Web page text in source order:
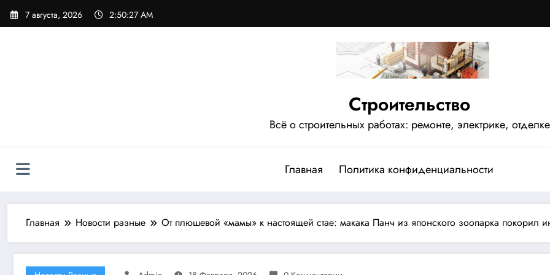
Перейти
7 августа, 2026 2:50:30 AM
Строительство
Всё о строительных работах: ремонте, электрике, отделке
Главная Политика конфиденциальности
Главная Новости разные От плюшевой «мамы» к настоящей стае: макака Панч из японского зоопарка покорил